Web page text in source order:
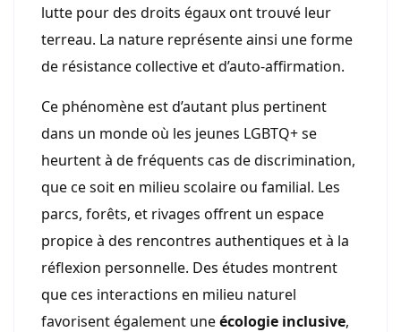
lutte pour des droits égaux ont trouvé leur
terreau. La nature représente ainsi une forme
de résistance collective et d’auto-affirmation.
Ce phénomène est d’autant plus pertinent
dans un monde où les jeunes LGBTQ+ se
heurtent à de fréquents cas de discrimination,
que ce soit en milieu scolaire ou familial. Les
parcs, forêts, et rivages offrent un espace
propice à des rencontres authentiques et à la
réflexion personnelle. Des études montrent
que ces interactions en milieu naturel
favorisent également uneécologie inclusive,